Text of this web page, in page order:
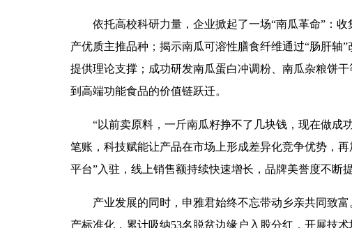
依托高校科研力量，企业掀起了一场“南瓜革命”：
产优质主推品种；揭示南瓜可溶性膳食纤维通过“肠肝轴
提供理论支撑；成功研发南瓜蛋白冲调粉、南瓜杂粮饼
到高端功能食品的价值链跃迁。
“以前卖原料，一斤南瓜籽挣不了几块钱，现在做成
笔账，科技赋能让产品在市场上形成差异化竞争优势，
平台”入驻，线上销售额持续快速增长，品牌美誉度不断提
产业发展的同时，申雅君始终不忘带动乡亲共同致
产标准化，累计吸纳53名脱贫边缘户入股分红，开展技